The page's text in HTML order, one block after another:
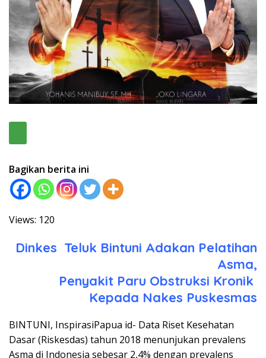
Bagikan berita ini
Views: 120
Dinkes Teluk Bintuni Adakan Pelatihan
Asma,
Penyakit Paru Obstruksi Kronik
Kepada Nakes Puskesmas
BINTUNI, InspirasiPapua id- Data Riset Kesehatan
Dasar (Riskesdas) tahun 2018 menunjukan prevalens
Asma di Indonesia sebesar 2,4% dengan prevalens